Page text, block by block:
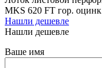
MKS 620 FT гор.
Нашли дешевле
Нашли дешевле
Ваше имя